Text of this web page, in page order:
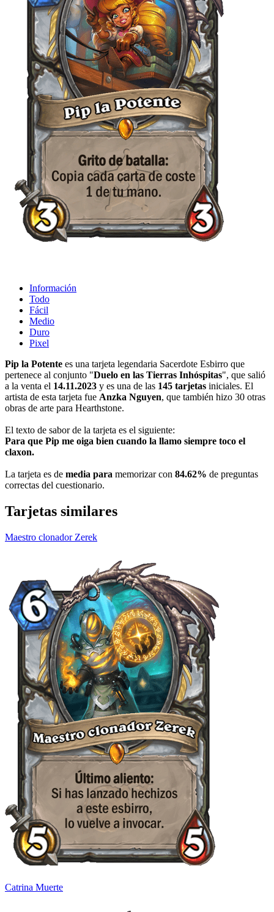
Información
Todo
Fácil
Medio
Duro
Pixel
Pip la Potente es una tarjeta legendaria Sacerdote Esbirro que
pertenece al conjunto "Duelo en las Tierras Inhóspitas", que salió
a la venta el 14.11.2023 y es una de las 145 tarjetas iniciales. El
artista de esta tarjeta fue Anzka Nguyen, que también hizo 30 otras
obras de arte para Hearthstone.
El texto de sabor de la tarjeta es el siguiente:
Para que Pip me oiga bien cuando la llamo siempre toco el
claxon.
La tarjeta es de media para memorizar con 84.62% de preguntas
correctas del cuestionario.
Tarjetas similares
Maestro clonador Zerek
Catrina Muerte